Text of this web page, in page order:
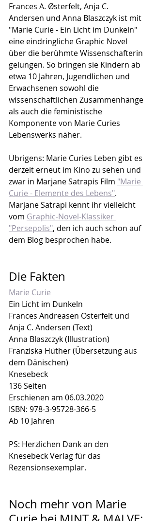
Frances A. Østerfelt, Anja C.
Andersen und Anna Blaszczyk ist mit
"Marie Curie - Ein Licht im Dunkeln"
eine eindringliche Graphic Novel
über die berühmte Wissenschafterin
gelungen. So bringen sie Kindern ab
etwa 10 Jahren, Jugendlichen und
Erwachsenen sowohl die
wissenschaftlichen Zusammenhänge
als auch die feministische
Komponente von Marie Curies
Lebenswerks näher.
Übrigens: Marie Curies Leben gibt es
derzeit erneut im Kino zu sehen und
zwar in Marjane Satrapis Film "Marie
Curie - Elemente des Lebens".
Marjane Satrapi kennt ihr vielleicht
vom Graphic-Novel-Klassiker
"Persepolis", den ich auch schon auf
dem Blog besprochen habe.
Die Fakten
Marie Curie
Ein Licht im Dunkeln
Frances Andreasen Osterfelt und
Anja C. Andersen (Text)
Anna Blaszczyk (Illustration)
Franziska Hüther (Übersetzung aus
dem Dänischen)
Knesebeck
136 Seiten
Erschienen am 06.03.2020
ISBN: 978-3-95728-366-5
Ab 10 Jahren
PS: Herzlichen Dank an den
Knesebeck Verlag für das
Rezensionsexemplar.
Noch mehr von Marie